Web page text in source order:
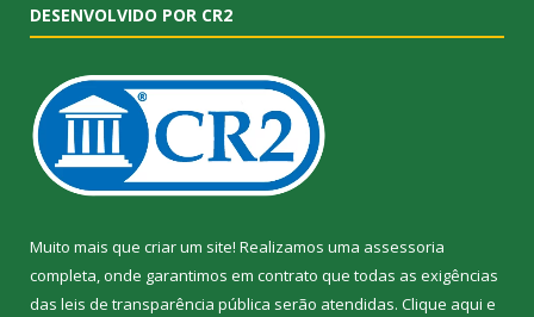
DESENVOLVIDO POR CR2
Muito mais que criar um site! Realizamos uma assessoria
completa, onde garantimos em contrato que todas as exigências
das leis de transparência pública serão atendidas. Clique aqui e